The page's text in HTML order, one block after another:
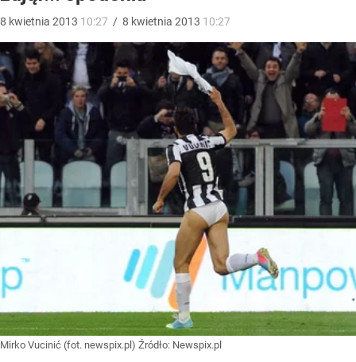
8 kwietnia 2013 10:27 / 8 kwietnia 2013 10:27
Mirko Vucinić (fot. newspix.pl) Źródło: Newspix.pl